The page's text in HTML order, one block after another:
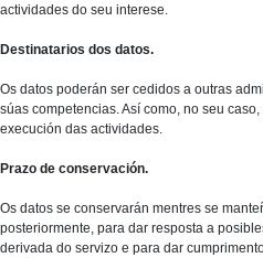
actividades do seu interese.
Destinatarios dos datos.
Os datos poderán ser cedidos a outras
súas competencias. Así como, no seu
execución das actividades.
Prazo de conservación.
Os datos se conservarán mentres se
posteriormente, para dar resposta a
derivada do servizo e para dar